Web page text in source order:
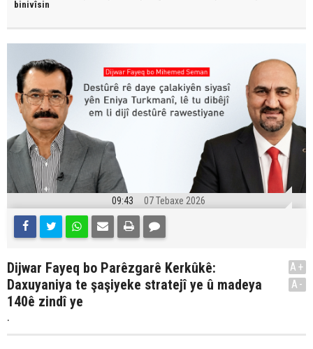
binivîsin
09:43 07 Tebaxe 2026
Dijwar Fayeq bo Parêzgarê Kerkûkê:
Daxuyaniya te şaşiyeke stratejî ye û madeya
140ê zindî ye
.
A+
A-